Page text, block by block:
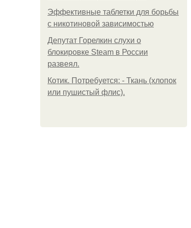
Эффективные таблетки для борьбы
с никотиновой зависимостью
Депутат Горелкин слухи о
блокировке Steam в России
развеял.
Котик. Потребуется: - Ткань (хлопок
или пушистый флис).